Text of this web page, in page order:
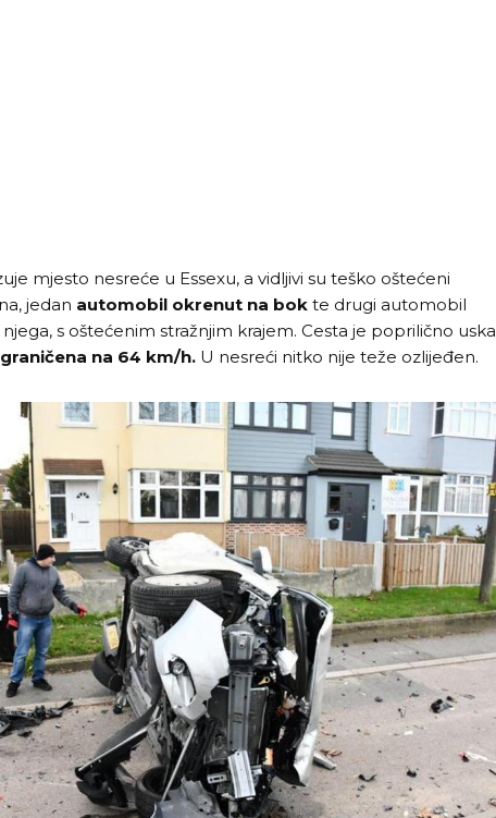
mjesto nesreće u Essexu, a vidljivi su teško oštećeni
jedan automobil okrenut na bok te drugi automobil
s oštećenim stražnjim krajem. Cesta je poprilično uska
na 64 km/h. U nesreći nitko nije teže ozlijeđen.